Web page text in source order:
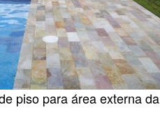
piso para área externa da